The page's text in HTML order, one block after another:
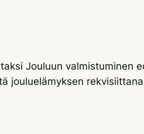
Jouluun valmistuminen
jouluelämyksen